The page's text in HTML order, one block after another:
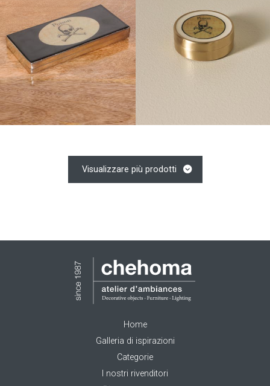
Visualizzare più prodotti
Home
Galleria di ispirazioni
Categorie
I nostri rivenditori